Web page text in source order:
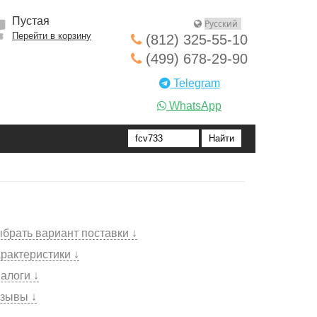
Пустая
Перейти в корзину
(812) 325-55-10
(499) 678-29-90
Telegram
WhatsApp
вариант поставки ↓
↓
↓
↓